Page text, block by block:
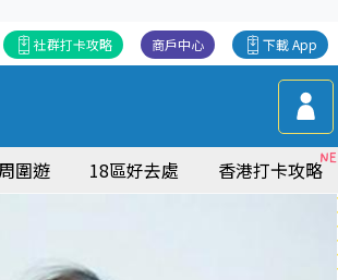
下載 App
商戶中心
社群打卡攻略
圍遊 18區好去處 香港打卡攻略